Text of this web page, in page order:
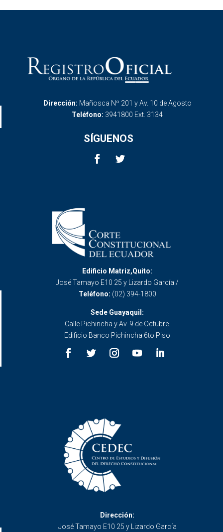
Dirección: Mañosca Nº 201 y Av. 10 de Agosto
Teléfono: 3941800 Ext. 3134
SÍGUENOS
Edificio Matriz,Quito:
José Tamayo E10 25 y Lizardo García /
Teléfono: (02) 394-1800
Sede Guayaquil:
Calle Pichincha y Av. 9 de Octubre.
Edificio Banco Pichincha 6to Piso
Dirección:
José Tamayo E10 25 y Lizardo García